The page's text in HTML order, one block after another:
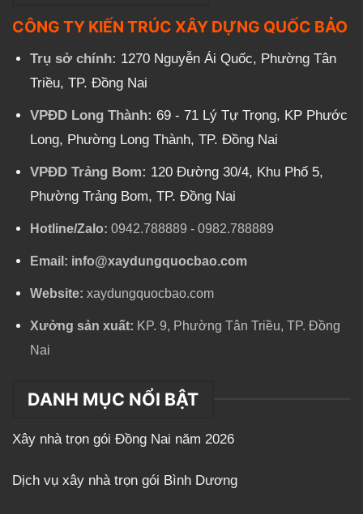
CÔNG TY KIẾN TRÚC XÂY DỰNG QUỐC BẢO
Trụ sở chính: 1270 Nguyễn Ái Quốc, Phường Tân
Triều, TP. Đồng Nai
VPĐD Long Thành: 69 - 71 Lý Tự Trọng, KP Phước
Long, Phường Long Thành, TP. Đồng Nai
VPĐD Trảng Bom: 120 Đường 30/4, Khu Phố 5,
Phường Trảng Bom, TP. Đồng Nai
Hotline/Zalo: 0942.788889 - 0982.788889
Email: info@xaydungquocbao.com
Website: xaydungquocbao.com
Xưởng sản xuất: KP. 9, Phường Tân Triều, TP. Đồng
Nai
DANH MỤC NỔI BẬT
Xây nhà trọn gói Đồng Nai năm 2026
Dịch vụ xây nhà trọn gói Bình Dương